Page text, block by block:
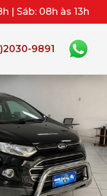
| Sáb: 08h às 13h
9891